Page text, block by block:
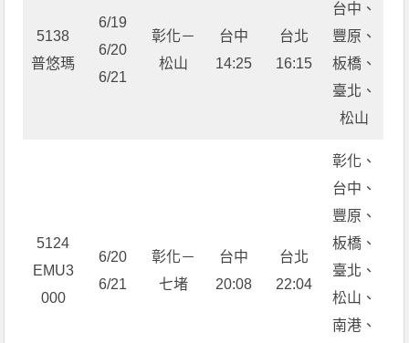
5138
普悠瑪
6/19
6/20
6/21
彰化－
松山
台中
14:25
台北
16:15
台中、
豐原、
板橋、
臺北、
松山
5124
EMU3
000
6/20
6/21
彰化－
七堵
台中
20:08
台北
22:04
彰化、
台中、
豐原、
板橋、
臺北、
松山、
南港、